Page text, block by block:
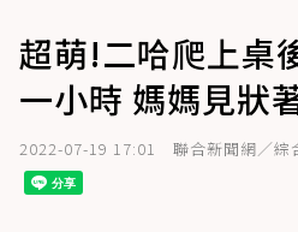
超萌!二哈爬上桌
一小時 媽媽見狀
2022-07-19 17:01 聯合新聞網／綜